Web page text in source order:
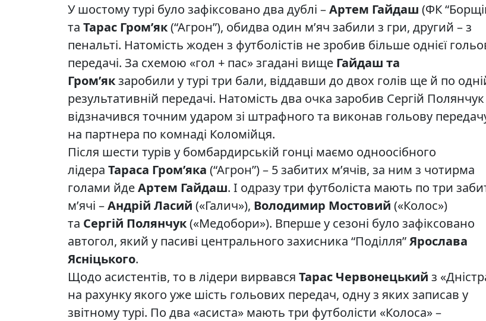
У шостому турі було зафіксовано два дублі –Артем Гайдаш (ФК
та Тарас Гром’як(“Агрон”), обидва один м’яч забили з гри, другий – з
пенальті. Натомість жоден з футболістів не зробив більше однієї
передачі. За схемою «гол + пас» згадані вище Гайдаш та
Гром’якзаробили у турі три бали, віддавши до двох голів ще й по
результативній передачі. Натомість два очка заробив Сергій
відзначився точним ударом зі штрафного та виконав гольову
на партнера по комнаді Коломійця.
Після шести турів у бомбардирській гонці маємо одноосібного
лідера Тараса Гром’яка (“Агрон”) – 5 забитих м’ячів, за ним з чотирма
голами йдеАртем Гайдаш. І одразу три футболіста мають по три
м’ячі –Андрій Ласий («Галич»), Володимир Мостовий («Колос»)
та Сергій Полянчук(«Медобори»). Вперше у сезоні було зафіксовано
автогол, який у пасиві центрального захисника “Поділля”Ярослава
Ясніцького.
Щодо асистентів, то в лідери вирвався Тарас Червонецький з
на рахунку якого уже шість гольових передач, одну з яких записав у
звітному турі. По два «асиста» мають три футболісти «Колоса» –